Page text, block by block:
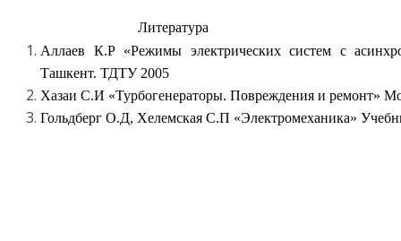
Литература
Аллаев К.Р «Режимы электрических систем с
Ташкент. ТДТУ 2005
Хазаи С.И «Турбогенераторы. Повреждения и ремонт»
Гольдберг О.Д, Хелемская С.П «Электромеханика»